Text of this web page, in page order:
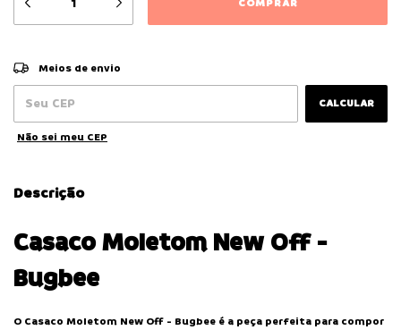
Entregas para o CEP:
Meios de envio
CALCULAR
Não sei meu CEP
Descrição
Casaco Moletom New Off -
Bugbee
O Casaco Moletom New Off - Bugbee é a peça perfeita para compor